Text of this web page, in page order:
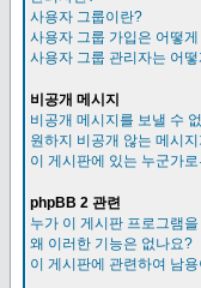
사용자 그룹이란?
사용자 그룹 가입은 어떻
사용자 그룹 관리자는 어
비공개 메시지
비공개 메시지를 보낼 수
원하지 비공개 않는 메시
이 게시판에 있는 누군가
phpBB 2 관련
누가 이 게시판 프로그램
왜 이러한 기능은 없나요?
이 게시판에 관련하여 남